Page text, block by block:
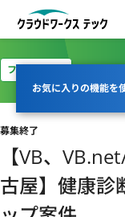
お気に入りの機能を
フルリモート
募集終了
【VB、
古屋】健康診